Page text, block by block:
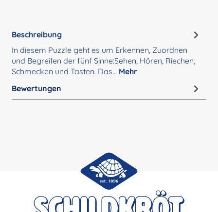
Beschreibung
In diesem Puzzle geht es um Erkennen, Zuordnen
und Begreifen der fünf Sinne:Sehen, Hören, Riechen,
Schmecken und Tasten. Das… Mehr
Bewertungen